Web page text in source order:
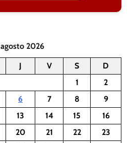
agosto 2026
J V S
D
1
2
6 7 8
9
13 14 15
16
20 21 22
23